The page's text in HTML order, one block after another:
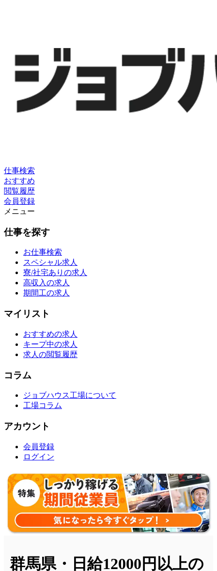
仕事検索
おすすめ
閲覧履歴
会員登録
メニュー
仕事を探す
お仕事検索
スペシャル求人
寮/社宅ありの求人
高収入の求人
期間工の求人
マイリスト
おすすめの求人
キープ中の求人
求人の閲覧履歴
コラム
ジョブハウス工場について
工場コラム
アカウント
会員登録
ログイン
群馬県・日給12000円以上の